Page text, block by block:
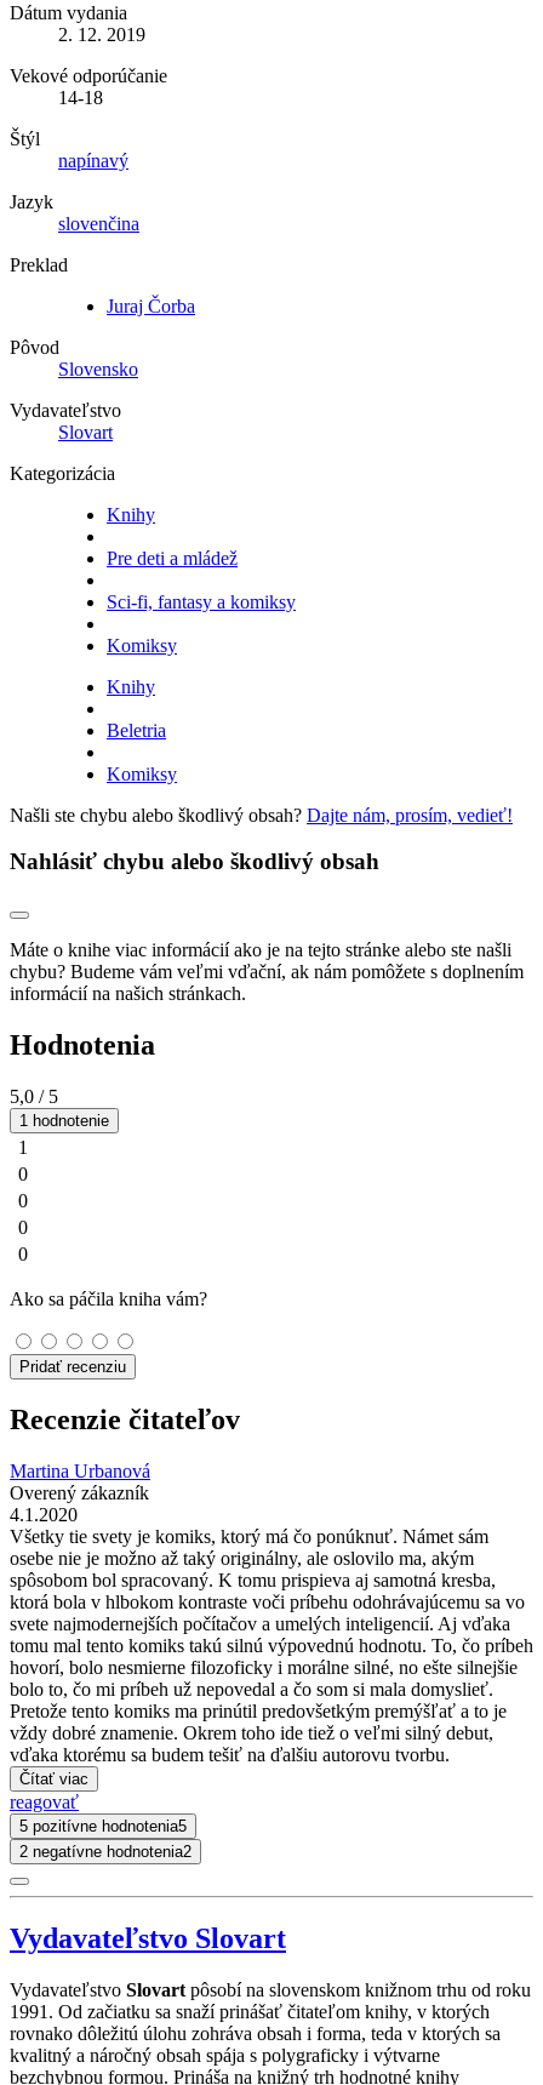
Dátum vydania
2. 12. 2019
Vekové odporúčanie
14-18
Štýl
napínavý
Jazyk
slovenčina
Preklad
Juraj Čorba
Pôvod
Slovensko
Vydavateľstvo
Slovart
Kategorizácia
Knihy
Pre deti a mládež
Sci-fi, fantasy a komiksy
Komiksy
Knihy
Beletria
Komiksy
Našli ste chybu alebo škodlivý obsah? Dajte nám, prosím, vedieť!
Nahlásiť chybu alebo škodlivý obsah
Máte o knihe viac informácií ako je na tejto stránke alebo ste našli
chybu? Budeme vám veľmi vďační, ak nám pomôžete s doplnením
informácií na našich stránkach.
Hodnotenia
5,0 / 5
1 hodnotenie
1
0
0
0
0
Ako sa páčila kniha vám?
Pridať recenziu
Recenzie čitateľov
Martina Urbanová
Overený zákazník
4.1.2020
Všetky tie svety je komiks, ktorý má čo ponúknuť. Námet sám
osebe nie je možno až taký originálny, ale oslovilo ma, akým
spôsobom bol spracovaný. K tomu prispieva aj samotná kresba,
ktorá bola v hlbokom kontraste voči príbehu odohrávajúcemu sa vo
svete najmodernejších počítačov a umelých inteligencií. Aj vďaka
tomu mal tento komiks takú silnú výpovednú hodnotu. To, čo príbeh
hovorí, bolo nesmierne filozoficky i morálne silné, no ešte silnejšie
bolo to, čo mi príbeh už nepovedal a čo som si mala domyslieť.
Pretože tento komiks ma prinútil predovšetkým premýšľať a to je
vždy dobré znamenie. Okrem toho ide tiež o veľmi silný debut,
vďaka ktorému sa budem tešiť na ďalšiu autorovu tvorbu.
Čítať viac
reagovať
5 pozitívne hodnotenia5
2 negatívne hodnotenia2
Vydavateľstvo Slovart
Vydavateľstvo Slovart pôsobí na slovenskom knižnom trhu od roku
1991. Od začiatku sa snaží prinášať čitateľom knihy, v ktorých
rovnako dôležitú úlohu zohráva obsah i forma, teda v ktorých sa
kvalitný a náročný obsah spája s polygraficky i výtvarne
bezchybnou formou. Prináša na knižný trh hodnotné knihy